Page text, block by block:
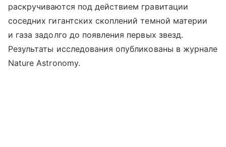
раскручиваются под действием гравитации
соседних гигантских скоплений темной материи
и газа задолго до появления первых звезд.
Результаты исследования опубликованы в журнале
Nature Astronomy.